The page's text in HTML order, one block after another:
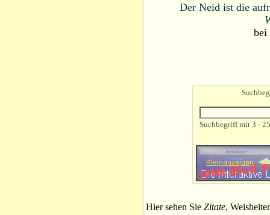
Der Neid ist die
bei
Suchbegriff mit 3 -
Hier sehen Sie Zitate,